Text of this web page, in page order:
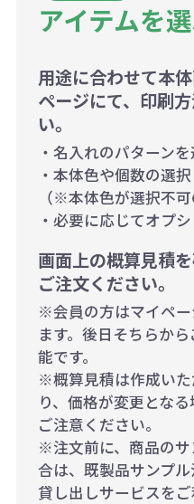
アイテムを
用途に合わせて本
ページにて、印刷
い。
・名入れのパターン
・本体色や個数の選択
（※本体色が選択不
・必要に応じてオプ
画面上の概算見積を
ご注文ください。
※会員の方はマイペ
ます。後日そちらか
能です。
※概算見積は作成い
り、価格が変更となる
ご注意ください。
※注文前に、商品の
合は、既製品サンプ
貸し出しサービスをご